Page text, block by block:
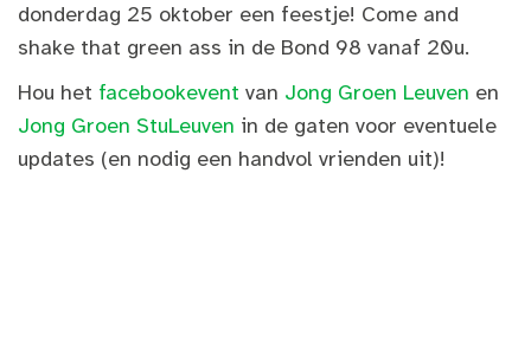
donderdag 25 oktober een feestje! Come and
shake that green ass in de Bond 98 vanaf 20u.
Hou het facebookevent van Jong Groen Leuven en
Jong Groen StuLeuven in de gaten voor eventuele
updates (en nodig een handvol vrienden uit)!